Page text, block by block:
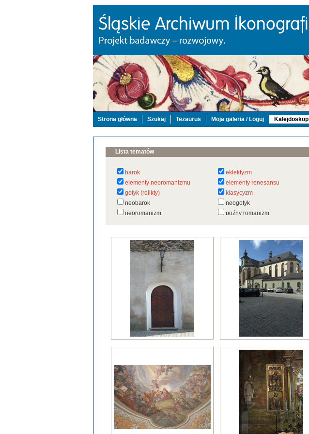
Strona główna Szukaj Tezaurus Moja galeria / Loguj Kalejdoskop
Lista tematów
barok eklektyzm
elementy neoromanizmu
elementy renesansu
gotyk (relikty)
klasycyzm
neobarok
neogotyk
neoromanizm
poźny romanizm
renesans?
wczesny barok
wczesny gotyk